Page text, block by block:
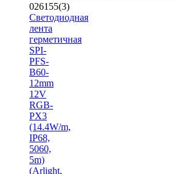
026155(3)
Светодиодная
лента
герметичная
SPI-
PFS-
B60-
12mm
12V
RGB-
PX3
(14.4W/m,
IP68,
5060,
5m)
(Arlight,